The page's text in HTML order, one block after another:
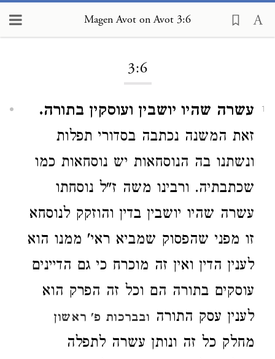
Magen Avot on Avot 3:6
3:6
1
עשרה שהיו יושבין ועוסקין בתורה.
זאת המשנה נכתבה בסדורי תפלות
ונשתנו בה הנוסחאות יש נוסחאות כמו
שכתבתיה. ורבינו משה ז"ל נוסחתו
עשרה שהיו יושבין בדין והוזקק לנוסחא
זו מפני שהפסוק שמביא ראי' ממנו הוא
לענין הדין ואין זה מוכרח כי גם הדיינים
עוסקים בתורה הם וכל זה הפרק הוא
לענין עסק התורה ובברכות פ' ראשון
מחלק כל זה ונותן עשרה לתפלה